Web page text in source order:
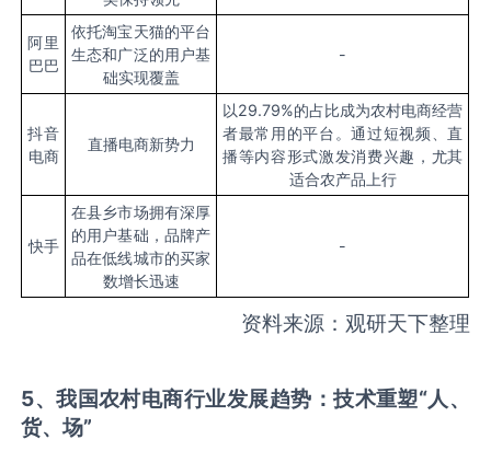
阿里
巴巴
依托淘宝天猫的平台
生态和广泛的用户基
础实现覆盖
-
抖音
电商
直播电商新势力
以29.79%的占比成为农村电商经营
者最常用的平台。通过短视频、直
播等内容形式激发消费兴趣，尤其
适合农产品上行
快手
在县乡市场拥有深厚
的用户基础，品牌产
品在低线城市的买家
数增长迅速
-
资料来源：观研天下整理
5、我国农村电商行业发展趋势：技术重塑“人、
货、场”